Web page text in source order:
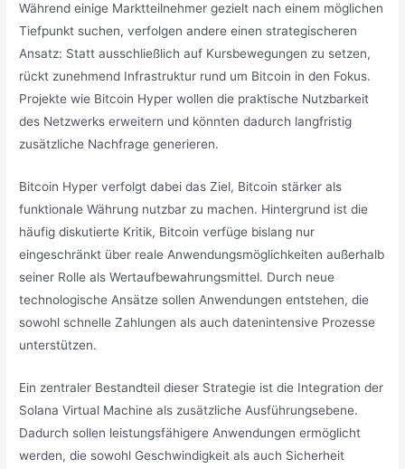
Während einige Marktteilnehmer gezielt nach einem möglichen
Tiefpunkt suchen, verfolgen andere einen strategischeren
Ansatz: Statt ausschließlich auf Kursbewegungen zu setzen,
rückt zunehmend Infrastruktur rund um Bitcoin in den Fokus.
Projekte wie Bitcoin Hyper wollen die praktische Nutzbarkeit
des Netzwerks erweitern und könnten dadurch langfristig
zusätzliche Nachfrage generieren.
Bitcoin Hyper verfolgt dabei das Ziel, Bitcoin stärker als
funktionale Währung nutzbar zu machen. Hintergrund ist die
häufig diskutierte Kritik, Bitcoin verfüge bislang nur
eingeschränkt über reale Anwendungsmöglichkeiten außerhalb
seiner Rolle als Wertaufbewahrungsmittel. Durch neue
technologische Ansätze sollen Anwendungen entstehen, die
sowohl schnelle Zahlungen als auch datenintensive Prozesse
unterstützen.
Ein zentraler Bestandteil dieser Strategie ist die Integration der
Solana Virtual Machine als zusätzliche Ausführungsebene.
Dadurch sollen leistungsfähigere Anwendungen ermöglicht
werden, die sowohl Geschwindigkeit als auch Sicherheit